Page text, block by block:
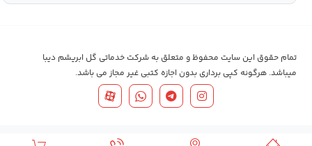
تمام حقوق این سایت محفوظ و متعلق به شرکت خدماتی گل ابریشم دیبا
میباشد. هرگونه کپی برداری بدون اجازه کتبی غیر مجاز می باشد.